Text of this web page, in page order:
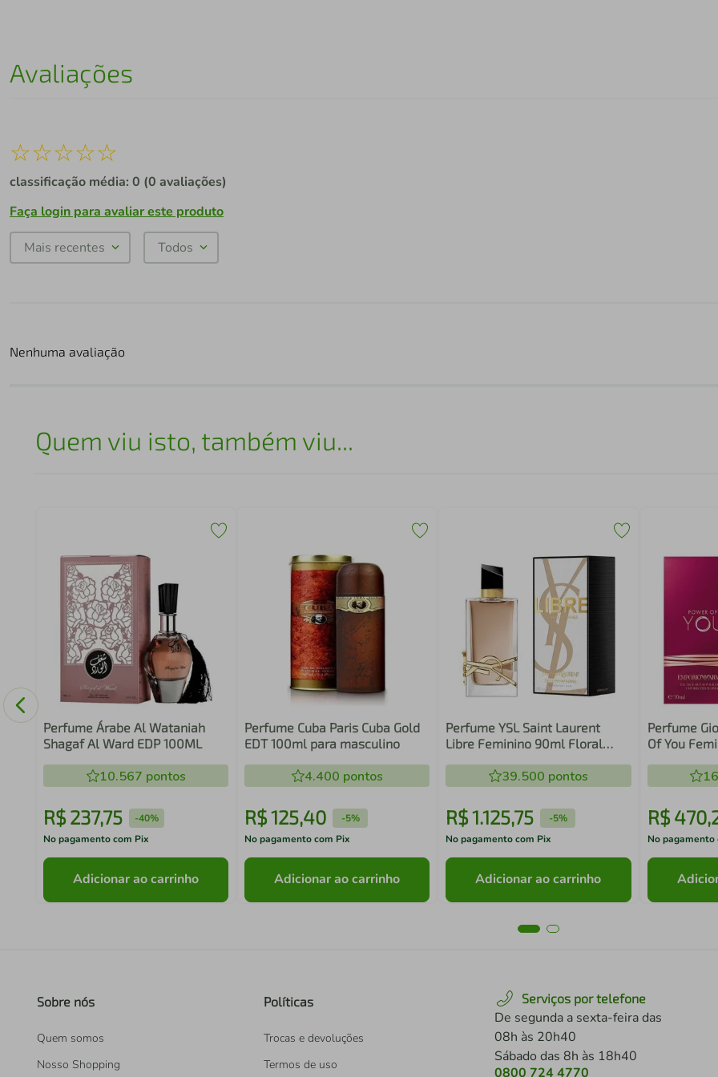
Avaliações
☆☆☆☆☆
classificação média: 0 (0 avaliações)
Faça login para avaliar este produto
Mais recentes Todos
Nenhuma avaliação
Quem viu isto, também viu...
Perfume Árabe Al Wataniah
Shagaf Al Ward EDP 100ML
10.567 pontos
R$ 237,75 -40%
No pagamento com Pix
Adicionar ao carrinho
Perfume Cuba Paris Cuba Gold
EDT 100ml para masculino
4.400 pontos
R$125,40 -5%
No pagamento com Pix
Adicionar ao carrinho
Perfume YSL Saint Laurent
Libre Feminino 90ml Floral
39.500 pontos
R$1.125,75 -5%
No pagamento com Pix
Adicionar ao carrinho
Perfume
Of You
R$ 470,
No pagamento
Sobre nós
Quem somos
Nosso Shopping
Políticas
Trocas e devoluções
Termos de uso
Serviços por telefone
De segunda a sexta-feira das
08h às 20h40
Sábado das 8h às 18h40
0800 724 4770